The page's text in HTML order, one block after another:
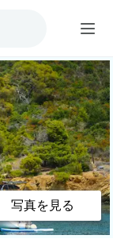
写真を見る